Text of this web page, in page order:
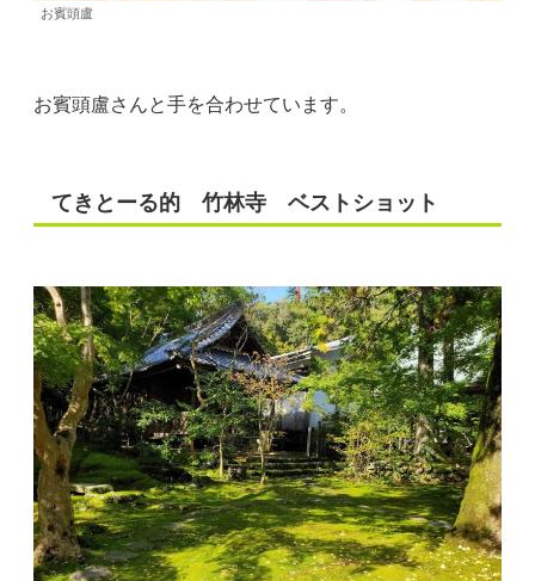
お賓頭盧
お賓頭盧さんと手を合わせています。
てきとーる的 竹林寺 ベストショット